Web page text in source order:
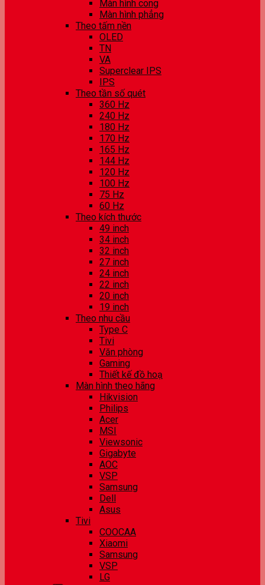
Màn hình cong
Màn hình phẳng
Theo tấm nền
OLED
TN
VA
Superclear IPS
IPS
Theo tần số quét
360 Hz
240 Hz
180 Hz
170 Hz
165 Hz
144 Hz
120 Hz
100 Hz
75 Hz
60 Hz
Theo kích thước
49 inch
34 inch
32 inch
27 inch
24 inch
22 inch
20 inch
19 inch
Theo nhu cầu
Type C
Tivi
Văn phòng
Gaming
Thiết kế đồ hoạ
Màn hình theo hãng
Hikvision
Philips
Acer
MSI
Viewsonic
Gigabyte
AOC
VSP
Samsung
Dell
Asus
Tivi
COOCAA
Xiaomi
Samsung
VSP
LG